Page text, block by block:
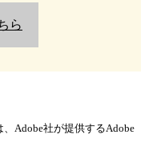
ら
Adobe社が提供するAdobe